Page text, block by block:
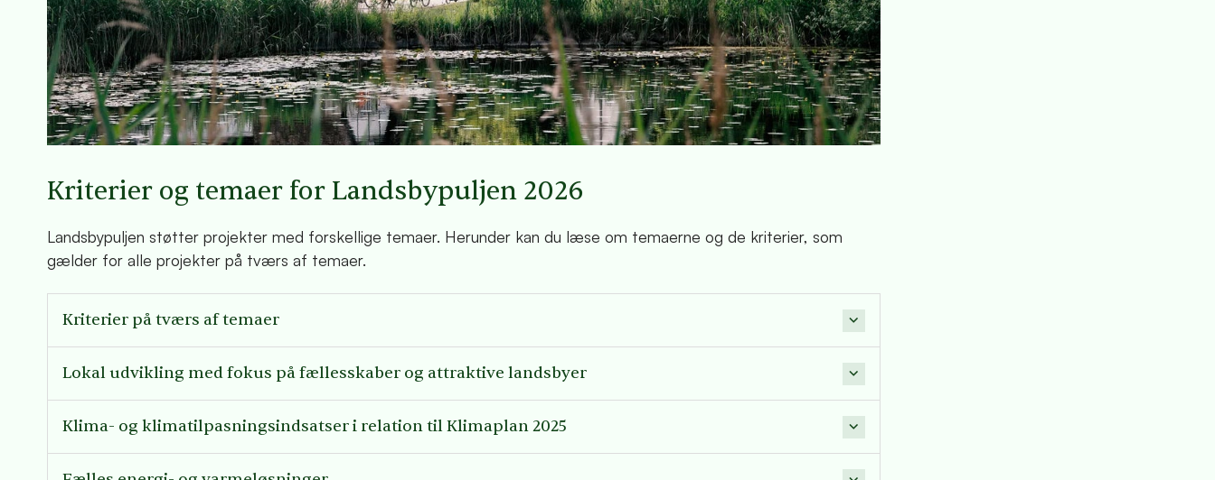
Kriterier og temaer for Landsbypuljen 2026
Landsbypuljen støtter projekter med forskellige temaer. Herunder kan du læse om temaerne og de kriterier, som
gælder for alle projekter på tværs af temaer.
Kriterier på tværs af temaer
Lokal udvikling med fokus på fællesskaber og attraktive landsbyer
Klima- og klimatilpasningsindsatser i relation til Klimaplan 2025